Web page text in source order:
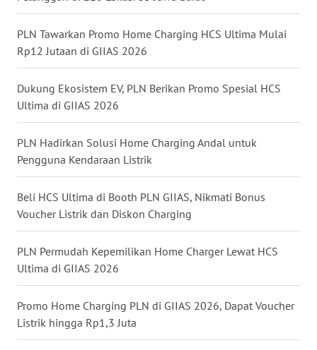
PLN Tawarkan Promo Home Charging HCS Ultima Mulai
Rp12 Jutaan di GIIAS 2026
Dukung Ekosistem EV, PLN Berikan Promo Spesial HCS
Ultima di GIIAS 2026
PLN Hadirkan Solusi Home Charging Andal untuk
Pengguna Kendaraan Listrik
Beli HCS Ultima di Booth PLN GIIAS, Nikmati Bonus
Voucher Listrik dan Diskon Charging
PLN Permudah Kepemilikan Home Charger Lewat HCS
Ultima di GIIAS 2026
Promo Home Charging PLN di GIIAS 2026, Dapat Voucher
Listrik hingga Rp1,3 Juta
KALTIM
SULSEL
GORONTALO
SULUT
WN
MALUKU
WN
MALUT
WN